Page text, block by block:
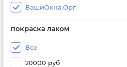
ВашиОкна.Орг
покраска лаком
Все
20000 руб